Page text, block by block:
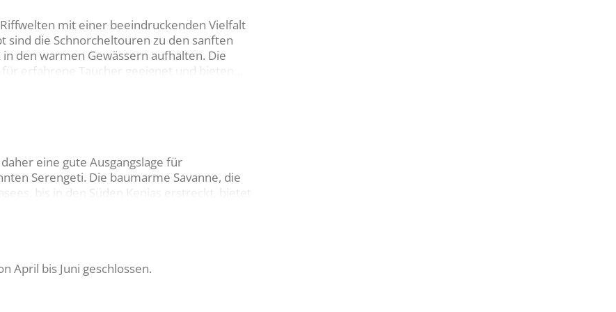
mit einer beeindruckenden Vielfalt
sind die Schnorcheltouren zu den sanften
den warmen Gewässern aufhalten. Die
erfahrene Taucher geeignet und bieten
eine gute Ausgangslage für
Serengeti. Die baumarme Savanne, die
bis in den Süden Kenias erstreckt, bietet
mit einer Safari kombiniert werden.
April bis Juni geschlossen.